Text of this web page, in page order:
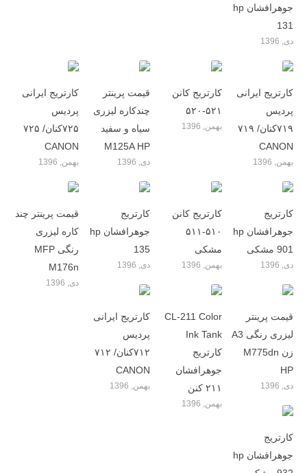
جوهرافشان hp
131
دی, 1396
کارتریج ایرانی
پردیس
۷۲۵کنان/ ۷۲۵
CANON
بهمن, 1396
قیمت پرینتر
چندکاره لیزری
سیاه و سفید
M125A HP
دی, 1396
کارتریج کانن
۵۲۱-۵۲۰
بهمن, 1396
کارتریج ایرانی
پردیس
۷۱۹کنان/ ۷۱۹
CANON
بهمن, 1396
قیمت پرینتر چند
کاره لیزری
رنگی MFP
M176n
دی, 1396
کارتریج
جوهرافشان hp
135
دی, 1396
کارتریج کانن
۵۱۰-۵۱۱
مشکی
بهمن, 1396
کارتریج
جوهرافشان hp
901 مشکی
دی, 1396
کارتریج ایرانی
پردیس
۷۱۲کنان/ ۷۱۲
CANON
بهمن, 1396
CL-211 Color
Ink Tank
کارتریج
جوهرافشان
۲۱۱ کنن
بهمن, 1396
قیمت پرینتر
لیزری رنگی A3
زن M775dn
HP
دی, 1396
کارتریج
جوهرافشان hp